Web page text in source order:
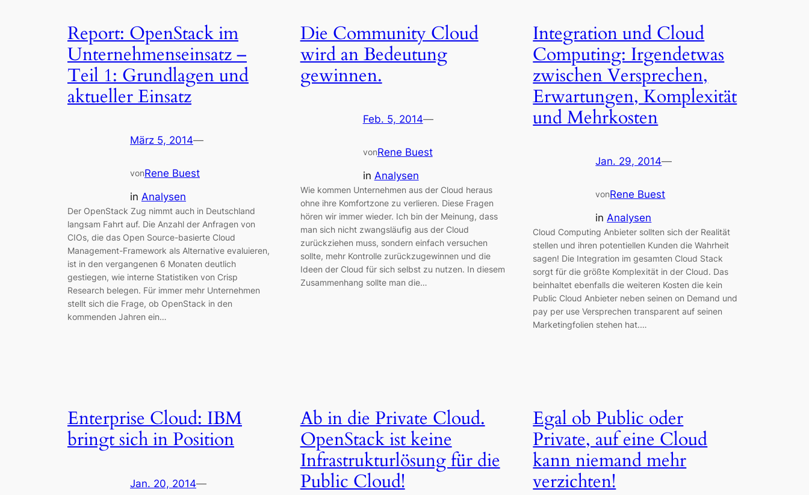
Report: OpenStack im
Unternehmenseinsatz –
Teil 1: Grundlagen und
aktueller Einsatz
März 5, 2014—
vonRene Buest
in Analysen
Der OpenStack Zug nimmt auch in Deutschland
langsam Fahrt auf. Die Anzahl der Anfragen von
CIOs, die das Open Source-basierte Cloud
Management-Framework als Alternative evaluieren,
ist in den vergangenen 6 Monaten deutlich
gestiegen, wie interne Statistiken von Crisp
Research belegen. Für immer mehr Unternehmen
stellt sich die Frage, ob OpenStack in den
kommenden Jahren ein…
Die Community Cloud
wird an Bedeutung
gewinnen.
Feb. 5, 2014—
vonRene Buest
in Analysen
Wie kommen Unternehmen aus der Cloud heraus
ohne ihre Komfortzone zu verlieren. Diese Fragen
hören wir immer wieder. Ich bin der Meinung, dass
man sich nicht zwangsläufig aus der Cloud
zurückziehen muss, sondern einfach versuchen
sollte, mehr Kontrolle zurückzugewinnen und die
Ideen der Cloud für sich selbst zu nutzen. In diesem
Zusammenhang sollte man die…
Integration und Cloud
Computing: Irgendetwas
zwischen Versprechen,
Erwartungen, Komplexität
und Mehrkosten
Jan. 29, 2014—
vonRene Buest
in Analysen
Cloud Computing Anbieter sollten sich der Realität
stellen und ihren potentiellen Kunden die Wahrheit
sagen! Die Integration im gesamten Cloud Stack
sorgt für die größte Komplexität in der Cloud. Das
beinhaltet ebenfalls die weiteren Kosten die kein
Public Cloud Anbieter neben seinen on Demand und
pay per use Versprechen transparent auf seinen
Marketingfolien stehen hat.…
Enterprise Cloud: IBM
bringt sich in Position
Jan. 20, 2014—
Ab in die Private Cloud.
OpenStack ist keine
Infrastrukturlösung für die
Public Cloud!
Egal ob Public oder
Private, auf eine Cloud
kann niemand mehr
verzichten!